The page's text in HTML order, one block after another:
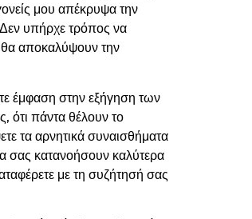
μου απέκρυψα την
υπήρχε τρόπος να
θα αποκαλύψουν την
έμφαση στην εξήγηση των
ότι πάντα θέλουν το
τα αρνητικά συναισθήματα
σας κατανοήσουν καλύτερα
με τη συζήτησή σας